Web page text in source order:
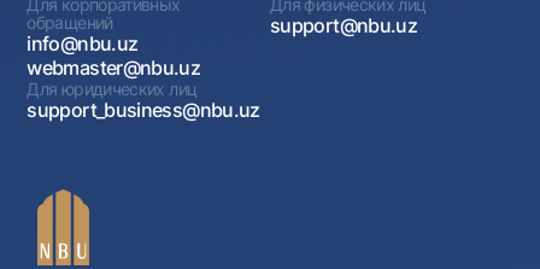
Для корпоративных
обращений
info@nbu.uz
webmaster@nbu.uz
Для физических лиц
support@nbu.uz
Для юридических лиц
support_business@nbu.uz